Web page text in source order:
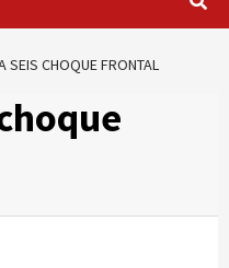
SEIS CHOQUE FRONTAL